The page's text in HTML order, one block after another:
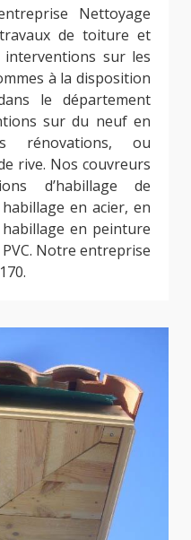
Nettoyage
de toiture et
sur les
à la disposition
le département
sur du neuf en
rénovations, ou
rive. Nos couvreurs
d’habillage de
en acier, en
en peinture
Notre entreprise